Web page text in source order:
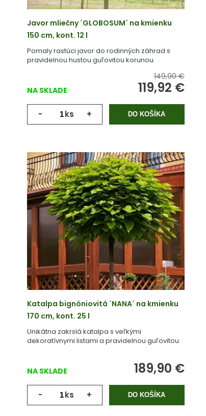
Javor mliečny ´GLOBOSUM´ na kmienku
150 cm, kont. 12 l
Pomaly rastúci javor do rodinných záhrad s
pravidelnou hustou guľovitou korunou.
NA SKLADE
149,90 €
119,92 €
- ks + DO KOŠÍKA
Katalpa bignóniovitá ´NANA´ na kmienku
170 cm, kont. 25 l
Unikátna zakrslá katalpa s veľkými
dekoratívnymi listami a pravidelnou guľovitou
NA SKLADE 189,90 €
- ks + DO KOŠÍKA